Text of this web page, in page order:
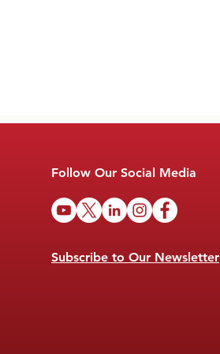
Follow Our Social Media
Subscribe to Our Newsletter